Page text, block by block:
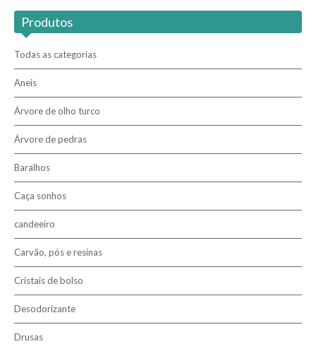
Novidades
Revenda / Profissionais
Pesquisar
Produtos
Todas as categorias
Aneis
Árvore de olho turco
Árvore de pedras
Baralhos
Caça sonhos
candeeiro
Carvão, pós e resinas
Cristais de bolso
Desodorizante
Drusas